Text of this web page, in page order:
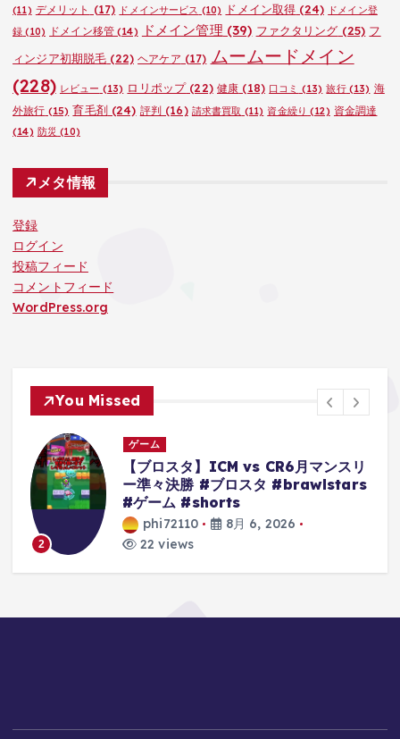
(11) デメリット (17) ドメインサービス (10) ドメイン取得 (24) ドメイン登
録 (10) ドメイン移管(14) ドメイン管理 (39) ファクタリング (25) フ
ィンジア初期脱毛 (22) ヘアケア (17) ムームードメイン
(228) レビュー (13) ロリポップ(22) 健康 (18) 口コミ (13) 旅行(13) 海
外旅行 (15) 育毛剤(24) 評判 (16) 請求書買取 (11) 資金繰り (12) 資金調達
(14) 防災 (10)
メタ情報
登録
ログイン
投稿フィード
コメントフィード
WordPress.org
You Missed
2
ゲーム
【ブロスタ】ICM vs CR6月マンスリ
ー準々決勝 #ブロスタ #brawlstars
#ゲーム #shorts
phi72110
8月 6, 2026
22 views